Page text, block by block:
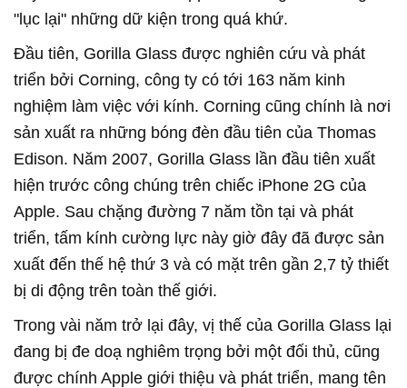
"lục lại" những dữ kiện trong quá khứ.
Đầu tiên, Gorilla Glass được nghiên cứu và phát
triển bởi Corning, công ty có tới 163 năm kinh
nghiệm làm việc với kính. Corning cũng chính là nơi
sản xuất ra những bóng đèn đầu tiên của Thomas
Edison. Năm 2007, Gorilla Glass lần đầu tiên xuất
hiện trước công chúng trên chiếc iPhone 2G của
Apple. Sau chặng đường 7 năm tồn tại và phát
triển, tấm kính cường lực này giờ đây đã được sản
xuất đến thế hệ thứ 3 và có mặt trên gần 2,7 tỷ thiết
bị di động trên toàn thế giới.
Trong vài năm trở lại đây, vị thế của Gorilla Glass lại
đang bị đe doạ nghiêm trọng bởi một đối thủ, cũng
được chính Apple giới thiệu và phát triển, mang tên